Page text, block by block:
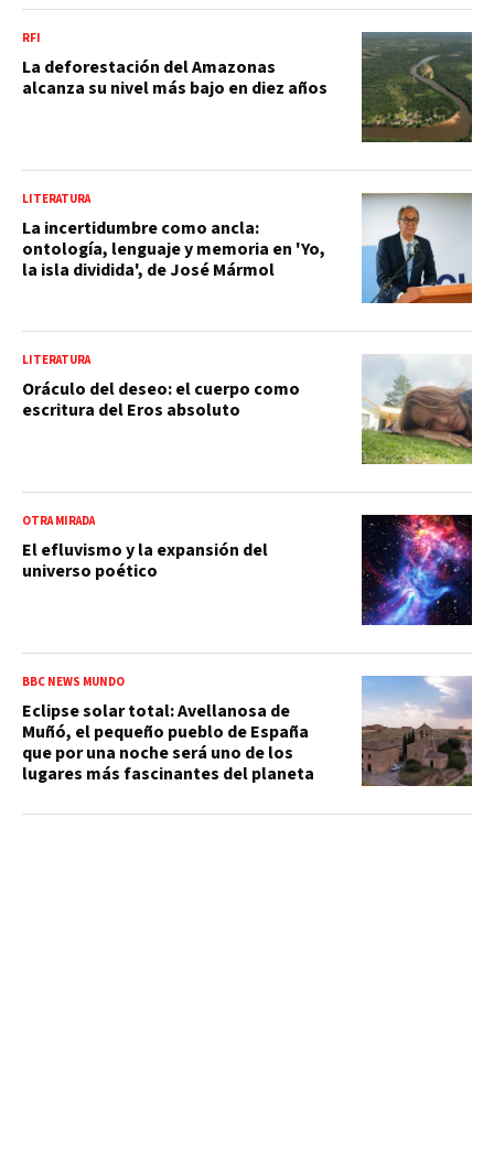
RFI
La deforestación del Amazonas
alcanza su nivel más bajo en diez años
LITERATURA
La incertidumbre como ancla:
ontología, lenguaje y memoria en 'Yo,
la isla dividida', de José Mármol
LITERATURA
Oráculo del deseo: el cuerpo como
escritura del Eros absoluto
OTRA MIRADA
El efluvismo y la expansión del
universo poético
BBC NEWS MUNDO
Eclipse solar total: Avellanosa de
Muñó, el pequeño pueblo de España
que por una noche será uno de los
lugares más fascinantes del planeta